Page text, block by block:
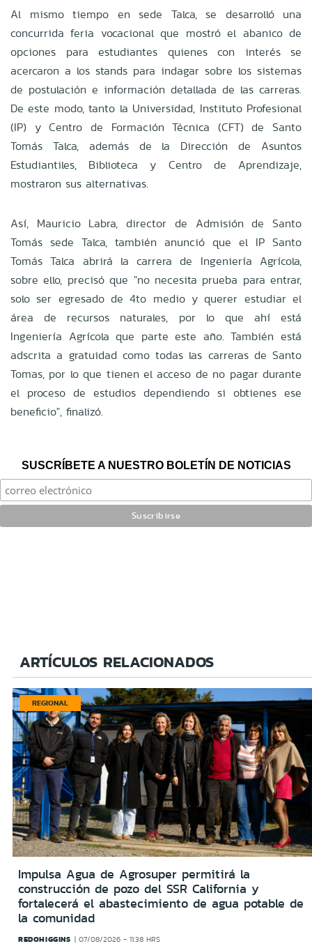
Al mismo tiempo en sede Talca, se desarrolló una
concurrida feria vocacional que mostró el abanico de
opciones para estudiantes quienes con interés se
acercaron a los stands para indagar sobre los sistemas
de postulación e información detallada de las carreras.
De este modo, tanto la Universidad, Instituto Profesional
(IP) y Centro de Formación Técnica (CFT) de Santo
Tomás Talca, además de la Dirección de Asuntos
Estudiantiles, Biblioteca y Centro de Aprendizaje,
mostraron sus alternativas.
Así, Mauricio Labra, director de Admisión de Santo
Tomás sede Talca, también anunció que el IP Santo
Tomás Talca abrirá la carrera de Ingeniería Agrícola,
sobre ello, precisó que "no necesita prueba para entrar,
solo ser egresado de 4to medio y querer estudiar el
área de recursos naturales, por lo que ahí está
Ingeniería Agrícola que parte este año. También está
adscrita a gratuidad como todas las carreras de Santo
Tomas, por lo que tienen el acceso de no pagar durante
el proceso de estudios dependiendo si obtienes ese
beneficio", finalizó.
SUSCRÍBETE A NUESTRO BOLETÍN DE NOTICIAS
ARTÍCULOS RELACIONADOS
REGIONAL
Impulsa Agua de Agrosuper permitirá la
construcción de pozo del SSR California y
fortalecerá el abastecimiento de agua potable de
la comunidad
REDOHIGGINS 07/08/2026 - 11:38 HRS